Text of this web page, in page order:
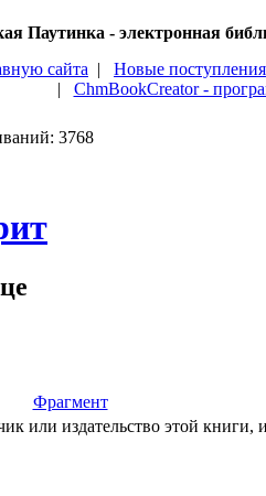
Паутинка - электронная
сайта | Новые поступления
| ChmBookCreator -
3768
Фрагмент
или издательство этой